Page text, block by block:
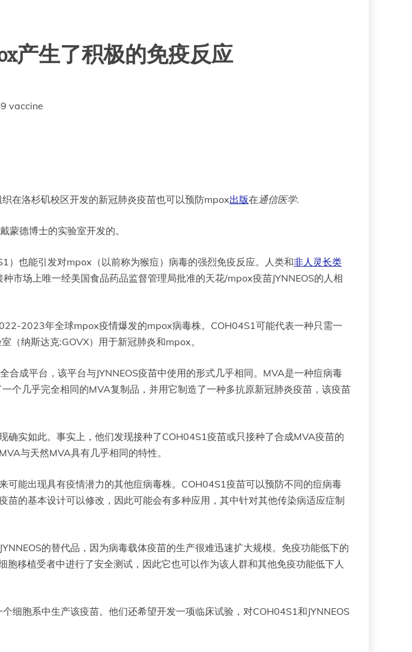
产生了积极的免疫反应
vaccine
在洛杉矶校区开发的新冠肺炎疫苗也可以预防mpox出版在通信医学.
蒙德博士的实验室开发的。
）也能引发对mpox（以前称为猴痘）病毒的强烈免疫反应。人类和非人灵长类
市场上唯一经美国食品药品监督管理局批准的天花/mpox疫苗JYNNEOS的人相
2023年全球mpox疫情爆发的mpox病毒株。COH04S1可能代表一种只需一
（纳斯达克:GOVX）用于新冠肺炎和mpox。
成平台，该平台与JYNNEOS疫苗中使用的形式几乎相同。MVA是一种痘病毒
个几乎完全相同的MVA复制品，并用它制造了一种多抗原新冠肺炎疫苗，该疫苗
实如此。事实上，他们发现接种了COH04S1疫苗或只接种了合成MVA疫苗的
与天然MVA具有几乎相同的特性。
能出现具有疫情潜力的其他痘病毒株。COH04S1疫苗可以预防不同的痘病毒
的基本设计可以修改，因此可能会有多种应用，其中针对其他传染病适应症制
的替代品，因为病毒载体疫苗的生产很难迅速扩大规模。免疫功能低下的
移植受者中进行了安全测试，因此它也可以作为该人群和其他免疫功能低下人
细胞系中生产该疫苗。他们还希望开发一项临床试验，对COH04S1和JYNNEOS